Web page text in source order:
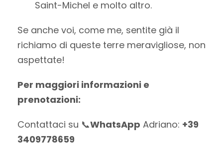
Saint-Michel e molto altro.
Se anche voi, come me, sentite già il
richiamo di queste terre meravigliose, non
aspettate!
Per maggiori informazioni e
prenotazioni:
Contattaci su 📞WhatsApp Adriano: +39
3409778659